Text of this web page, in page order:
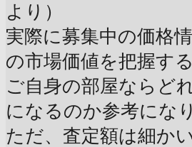
より）
実際に募集中の価格
の市場価値を把握す
ご自身の部屋ならど
になるのか参考にな
ただ、査定額は細か